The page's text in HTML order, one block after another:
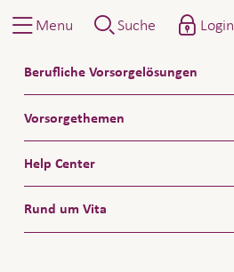
Menu Suche Login
fundinfo Ordner
Berufliche Vorsorgelösungen
Vorsorgethemen
Help Center
Rund um Vita